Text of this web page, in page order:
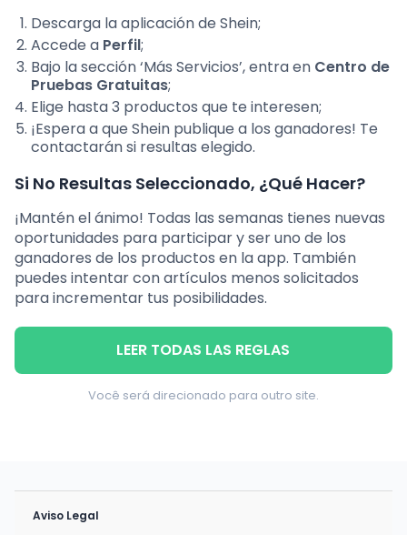
Descarga la aplicación de Shein;
Accede a Perfil;
Bajo la sección ‘Más Servicios’, entra en Centro de
Pruebas Gratuitas;
Elige hasta 3 productos que te interesen;
¡Espera a que Shein publique a los ganadores! Te
contactarán si resultas elegido.
Si No Resultas Seleccionado, ¿Qué Hacer?
¡Mantén el ánimo! Todas las semanas tienes nuevas
oportunidades para participar y ser uno de los
ganadores de los productos en la app. También
puedes intentar con artículos menos solicitados
para incrementar tus posibilidades.
LEER TODAS LAS REGLAS
Você será direcionado para outro site.
Aviso Legal